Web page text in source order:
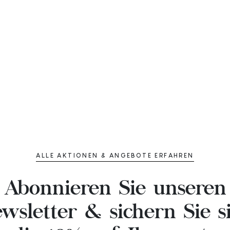
ALLE AKTIONEN & ANGEBOTE ERFAHREN
Abonnieren Sie unseren
& sichern Sie